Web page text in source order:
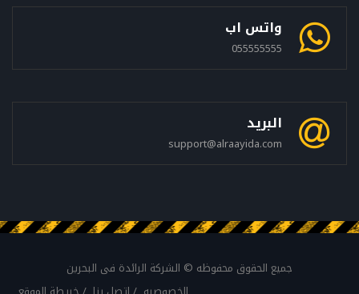
واتس اب
055555555
البريد
support@alraayida.com
جميع الحقوق محفوظه © الشركة الرائدة فى البحرين